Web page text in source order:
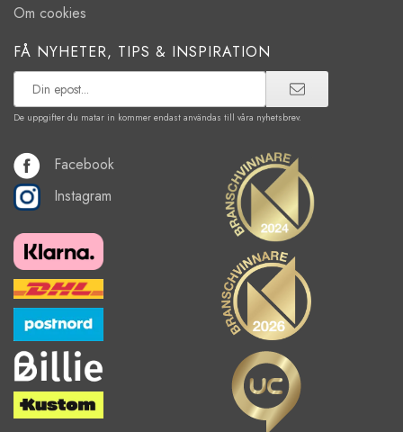
Om cookies
FÅ NYHETER, TIPS & INSPIRATION
De uppgifter du matar in kommer endast användas till våra nyhetsbrev.
Facebook
Instagram